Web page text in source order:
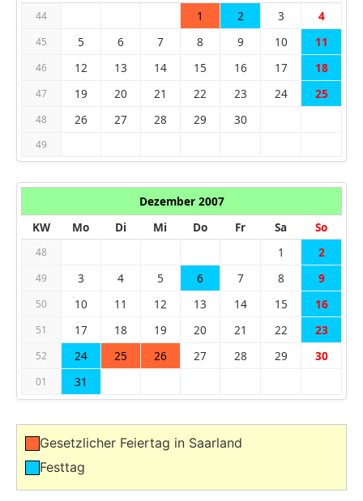
44 1 2 3 4
45 5 6 7 8 9 10 11
46 12 13 14 15 16 17 18
47 19 20 21 22 23 24 25
48 26 27 28 29 30
49
Dezember 2007
KW
Mo Di Mi Do Fr Sa So
48 1 2
49 3 4 5 6 7 8 9
50 10 11 12 13 14 15 16
51 17 18 19 20 21 22 23
52 24 25 26 27 28 29 30
01 31
Gesetzlicher Feiertag in Saarland
Festtag